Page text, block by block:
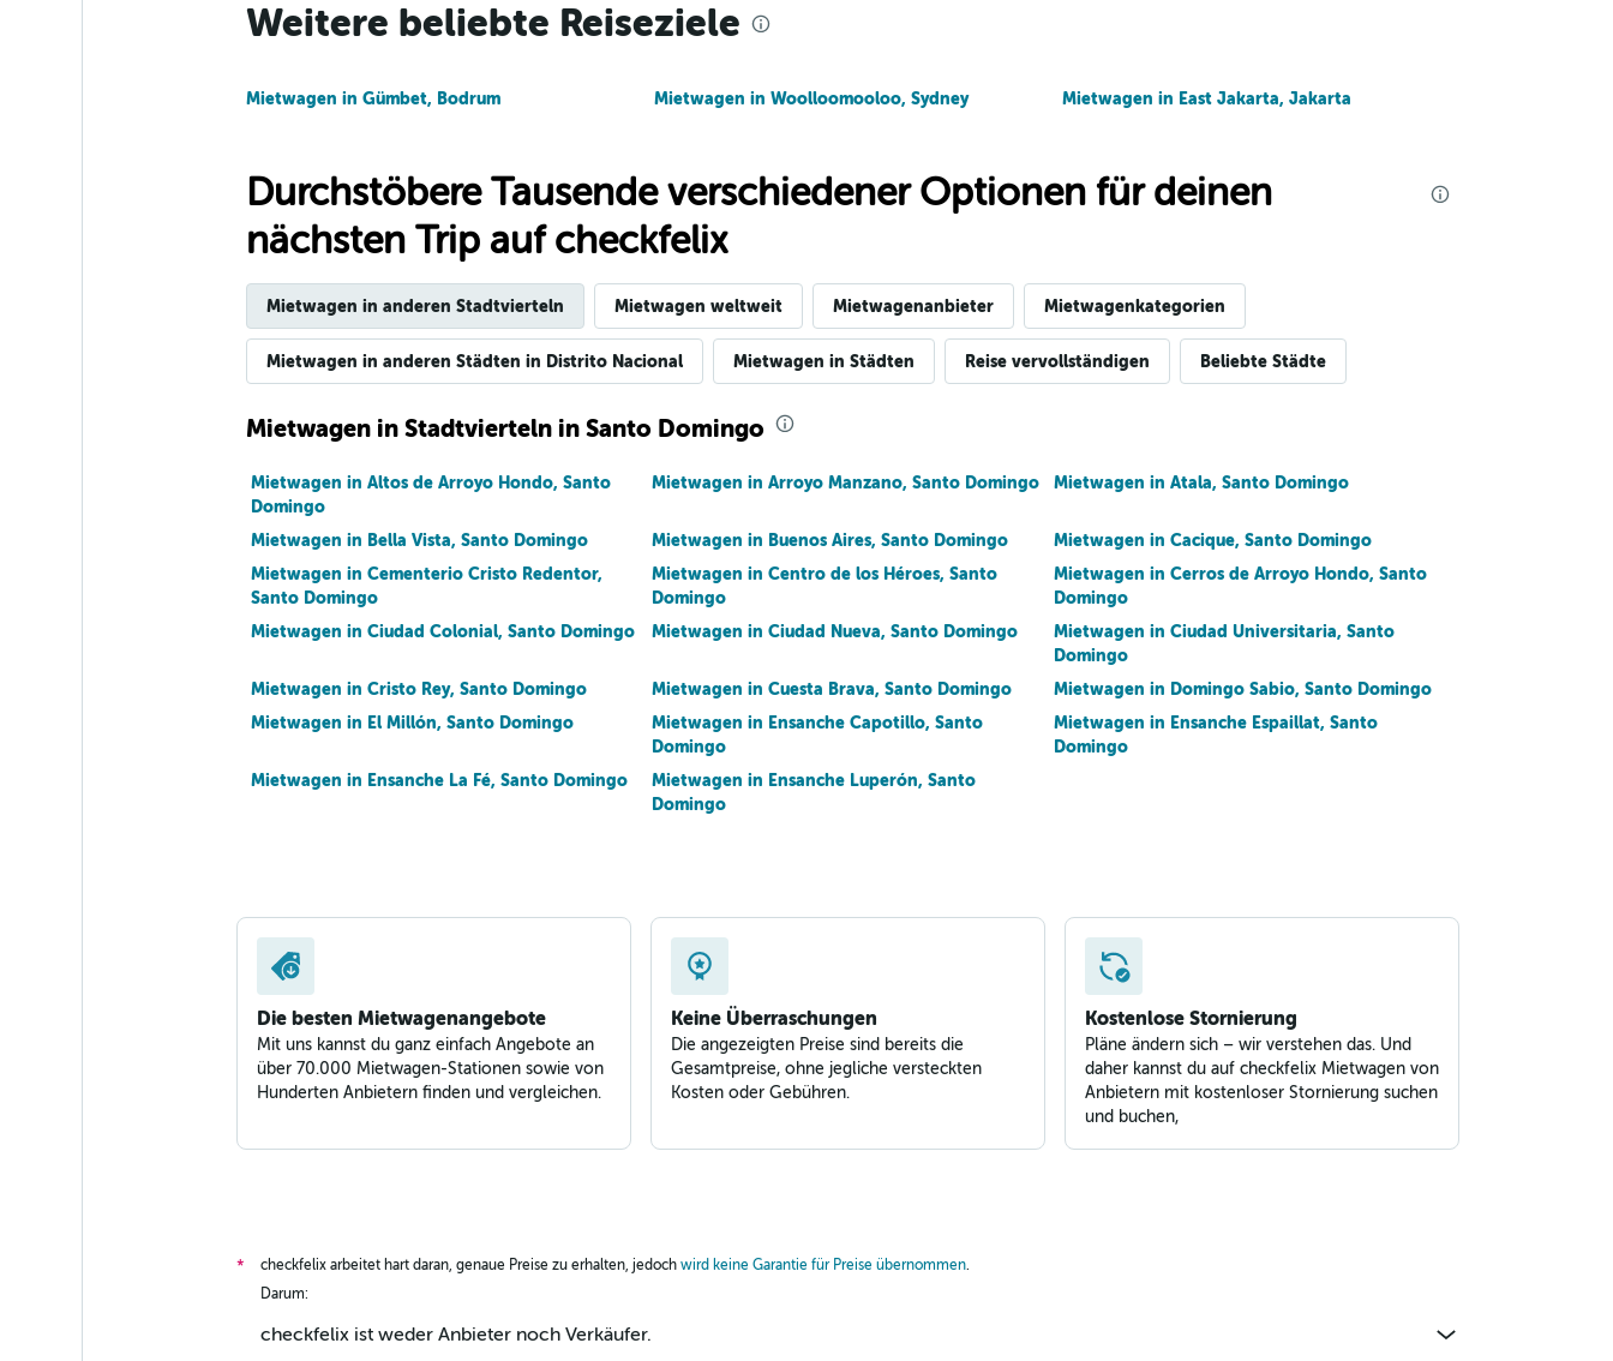
Weitere beliebte Reiseziele
Mietwagen in Gümbet, Bodrum Mietwagen in Woolloomooloo, Sydney Mietwagen in East Jakarta, Jakarta
Durchstöbere Tausende verschiedener Optionen für deinen
nächsten Trip auf checkfelix
Mietwagen in anderen Stadtvierteln Mietwagen weltweit Mietwagenanbieter Mietwagenkategorien
Mietwagen in anderen Städten in Distrito Nacional Mietwagen in Städten Reise vervollständigen Beliebte Städte
Mietwagen in Stadtvierteln in Santo Domingo
Mietwagen in Altos de Arroyo Hondo, Santo
Domingo
Mietwagen in Arroyo Manzano, Santo Domingo Mietwagen in Atala, Santo Domingo
Mietwagen in Bella Vista, Santo Domingo Mietwagen in Buenos Aires, Santo Domingo
Mietwagen in Cacique, Santo Domingo
Mietwagen in Cementerio Cristo Redentor,
Santo Domingo
Mietwagen in Centro de los Héroes, Santo
Domingo
Mietwagen in Cerros de Arroyo Hondo, Santo
Domingo
Mietwagen in Ciudad Colonial, Santo Domingo
Mietwagen in Ciudad Nueva, Santo Domingo
Mietwagen in Ciudad Universitaria, Santo
Domingo
Mietwagen in Cristo Rey, Santo Domingo
Mietwagen in Cuesta Brava, Santo Domingo
Mietwagen in Domingo Sabio, Santo Domingo
Mietwagen in El Millón, Santo Domingo
Mietwagen in Ensanche Capotillo, Santo
Domingo
Mietwagen in Ensanche Espaillat, Santo
Domingo
Mietwagen in Ensanche La Fé, Santo Domingo
Mietwagen in Ensanche Luperón, Santo
Domingo
Die besten Mietwagenangebote
Mit uns kannst du ganz einfach Angebote an
über 70.000 Mietwagen-Stationen sowie von
Hunderten Anbietern finden und vergleichen.
Keine Überraschungen
Die angezeigten Preise sind bereits die
Gesamtpreise, ohne jegliche versteckten
Kosten oder Gebühren.
Kostenlose Stornierung
Pläne ändern sich – wir verstehen das. Und
daher kannst du auf checkfelix Mietwagen von
Anbietern mit kostenloser Stornierung suchen
und buchen,
* checkfelix arbeitet hart daran, genaue Preise zu erhalten, jedoch wird keine Garantie für Preise übernommen.
Darum:
checkfelix ist weder Anbieter noch Verkäufer.